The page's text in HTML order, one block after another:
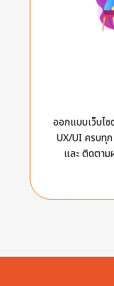
ออกแบบเว็บไซ
UX/UI ครบทุ
และ ติดตาม